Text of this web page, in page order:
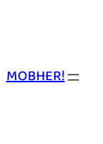
MOBHER!